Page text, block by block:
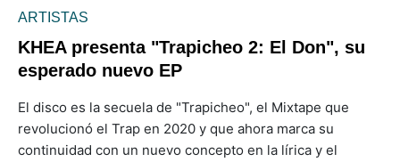
ARTISTAS
KHEA presenta "Trapicheo 2: El Don", su
esperado nuevo EP
El disco es la secuela de "Trapicheo", el Mixtape que
revolucionó el Trap en 2020 y que ahora marca su
continuidad con un nuevo concepto en la lírica y el